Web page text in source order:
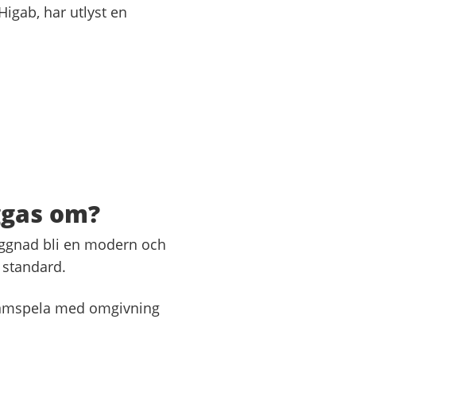
har utlyst en
om?
bli en modern och
med omgivning